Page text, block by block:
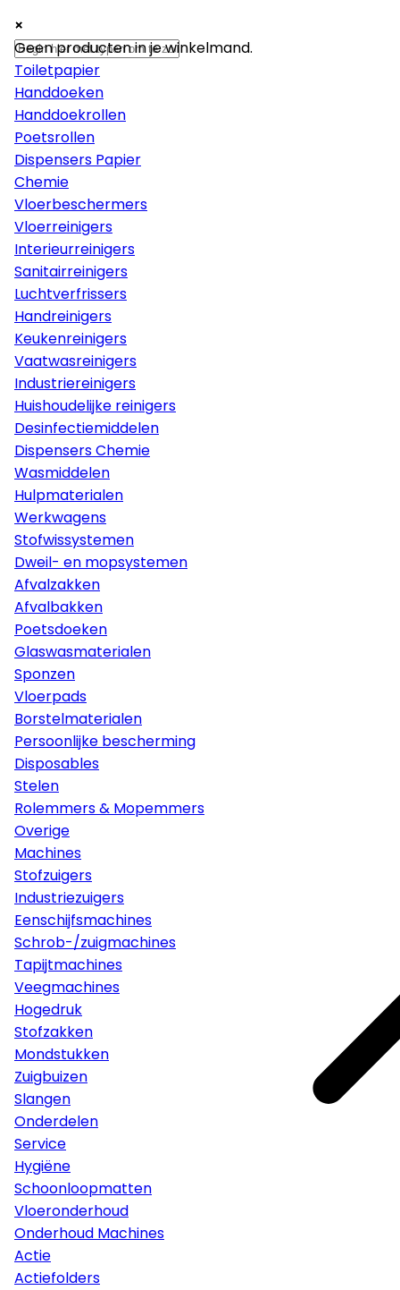
×
Papier
Toiletpapier
Handdoeken
Handdoekrollen
Poetsrollen
Dispensers Papier
Chemie
Vloerbeschermers
Vloerreinigers
Interieurreinigers
Sanitairreinigers
Luchtverfrissers
Handreinigers
Keukenreinigers
Vaatwasreinigers
Industriereinigers
Huishoudelijke reinigers
Desinfectiemiddelen
Dispensers Chemie
Wasmiddelen
Hulpmaterialen
Werkwagens
Stofwissystemen
Dweil- en mopsystemen
Afvalzakken
Afvalbakken
Poetsdoeken
Glaswasmaterialen
Sponzen
Vloerpads
Borstelmaterialen
Persoonlijke bescherming
Disposables
Stelen
Rolemmers & Mopemmers
Overige
Machines
Stofzuigers
Industriezuigers
Eenschijfsmachines
Schrob-/zuigmachines
Tapijtmachines
Veegmachines
Hogedruk
Stofzakken
Mondstukken
Zuigbuizen
Slangen
Onderdelen
Service
Hygiëne
Schoonloopmatten
Vloeronderhoud
Onderhoud Machines
Actie
Actiefolders
×
×
Geen producten in je winkelmand.